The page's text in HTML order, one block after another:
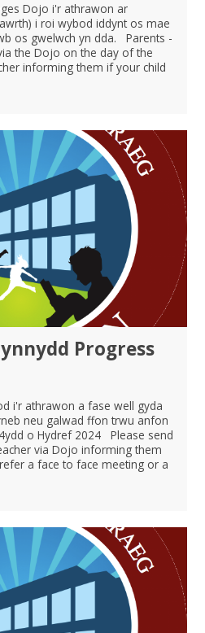
Dojo i'r athrawon ar
i roi wybod iddynt os mae
os gwelwch yn dda. Parents -
the Dojo on the day of the
informing them if your child
Progress
i'r athrawon a fase well gyda
neu galwad ffon trwu anfon
o Hydref 2024 Please send
via Dojo informing them
a face to face meeting or a